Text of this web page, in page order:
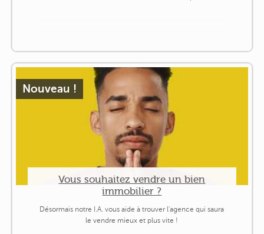
Nouveau !
Vous souhaitez vendre un bien
immobilier ?
Désormais notre I.A. vous aide à trouver l'agence qui saura
le vendre mieux et plus vite !